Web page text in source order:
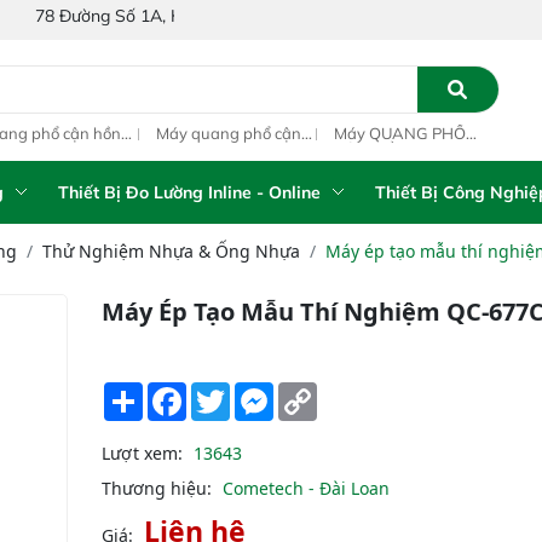
Số 1A, Khu Phố 4, Phường Bình Tân, Thành phố Hồ Chí Minh, Việt Nam
phổ cận hồng
Máy quang phổ cận
NIR Analyzer
Máy QUANG PHỔ
Vista-R
Thiết Bị Đo Lường Inline - Online Thiết Bị Công
Thử Nghiệm Nhựa & Ống Nhựa Máy ép tạo mẫu thí
Máy Ép Tạo Mẫu Thí Nghiệm QC-677C
Share Facebook
TwitterMessenger
Lượt xem: 13643
Thương hiệu: Cometech - Đài Loan
Giá: Liên hệ